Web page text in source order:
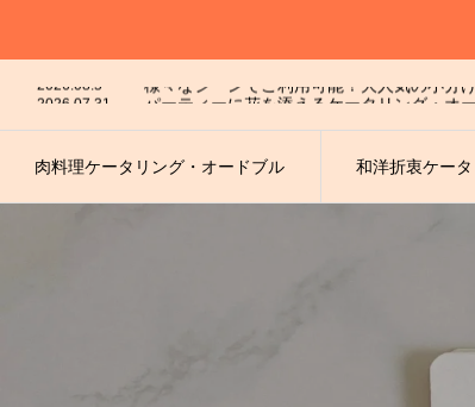
肉料理ケータリング・オードブル 和洋折衷ケー
2026.07.28 パーティーに花を添えるケータリング・オ
2026.07.31 パーティーに花を添えるケータリング・オー
2026.07.29
2026.08.5